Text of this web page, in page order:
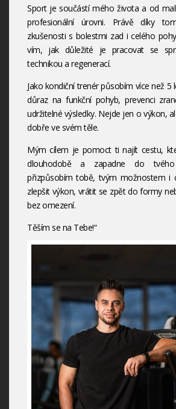
Sport je součástí mého života a od
profesionální úrovni. Právě díky
zkušenosti s bolestmi zad i celého
vím, jak důležité je pracovat se
technikou a regenerací.
Jako kondiční trenér působím více než 5
důraz na funkční pohyb, prevenci
udržitelné výsledky. Nejde jen o výkon,
dobře ve svém těle.
Mým cílem je pomoct ti najít cestu,
dlouhodobě a zapadne do
přizpůsobím tobě, tvým možnostem i
zlepšit výkon, vrátit se zpět do formy
bez omezení.
Těším se na Tebe!“